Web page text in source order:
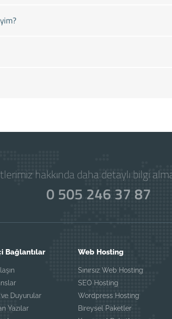
hakkında daha detaylı bilgi
0 505 246 37 87
Bağlantılar
Duyurular
Yazılar
Web Hosting
Sınırsız Web Hosting
SEO Hosting
Wordpress Hosting
Bireysel Paketler